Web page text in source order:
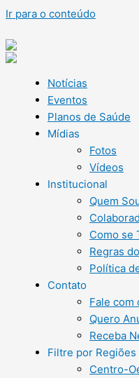
Ir para o conteúdo
Notícias
Eventos
Planos de Saúde
Mídias
Fotos
Vídeos
Institucional
Quem
Como se
Regras
Política
Contato
Fale com
Quero
Receba
Filtre por Regiões
Centro-